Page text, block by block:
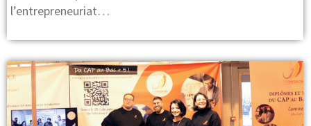
l’entrepreneuriat…